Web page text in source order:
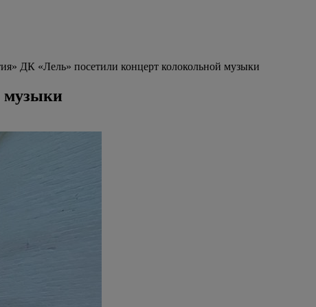
ДК «Лель» посетили концерт колокольной музыки
музыки